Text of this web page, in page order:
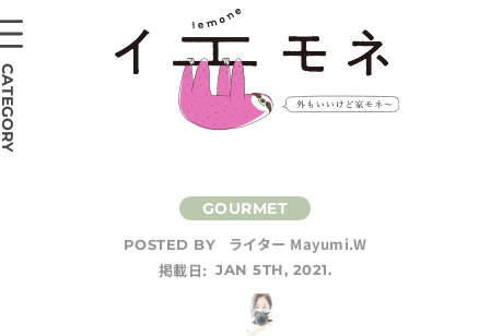
POSTED BY
ライター Mayumi.W
掲載日: JAN 5TH, 2021.